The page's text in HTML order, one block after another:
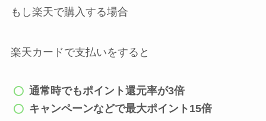
もし楽天で購入する場合
楽天カードで支払いをすると
通常時でもポイント還元率が3倍
キャンペーンなどで最大ポイント15倍